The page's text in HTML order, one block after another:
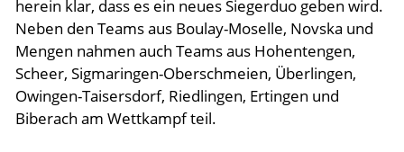
herein klar, dass es ein neues Siegerduo geben wird.
Neben den Teams aus Boulay-Moselle, Novska und
Mengen nahmen auch Teams aus Hohentengen,
Scheer, Sigmaringen-Oberschmeien, Überlingen,
Owingen-Taisersdorf, Riedlingen, Ertingen und
Biberach am Wettkampf teil.